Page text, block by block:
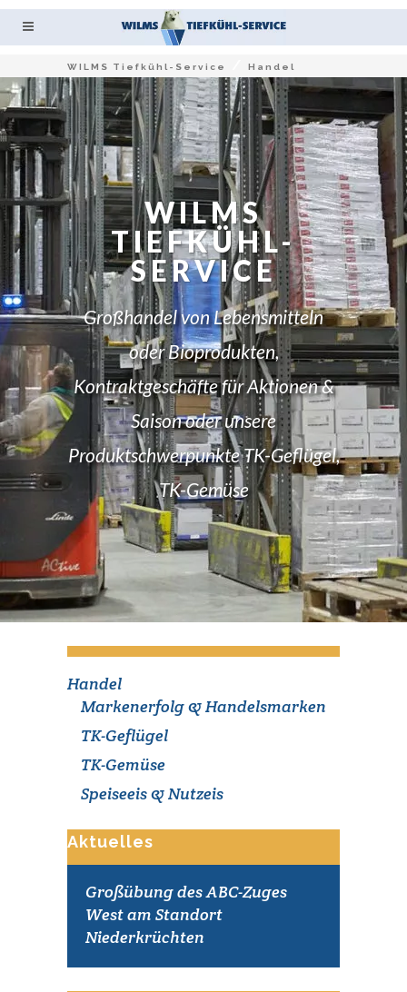
WILMS Tiefkühl-Service Handel
WILMS
TIEFKÜHL-
SERVICE
Großhandel von Lebensmitteln
oder Bioprodukten,
Kontraktgeschäfte für Aktionen &
Saison oder unsere
Produktschwerpunkte TK-Geflügel,
TK-Gemüse
Handel
Markenerfolg & Handelsmarken
TK-Geflügel
TK-Gemüse
Speiseeis & Nutzeis
Aktuelles
Großübung des ABC-Zuges
West am Standort
Niederkrüchten